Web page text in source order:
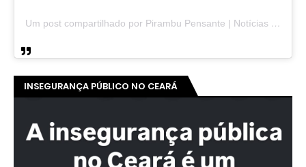
Um post compartilhado por Pirambu Pensante | Notícias & Entretenimento (@pirambupensante)
INSEGURANÇA PÚBLICO NO CEARÁ